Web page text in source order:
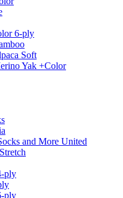
6-ply
Soft
Yak +Color
and More United
ply
ply